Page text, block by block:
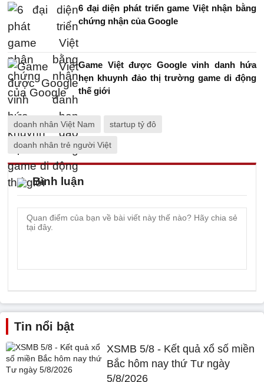
6 đại diện phát triển game Việt nhận bằng
chứng nhận của Google
Game Việt được Google vinh danh hứa
hẹn khuynh đảo thị trường game di động
thế giới
doanh nhân Việt Nam startup tỷ đô
doanh nhân trẻ người Việt
Bình luận
Tin nổi bật
XSMB 5/8 - Kết quả xổ số miền
Bắc hôm nay thứ Tư ngày
5/8/2026